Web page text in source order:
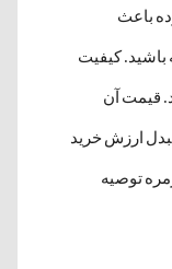
باعث
باشید. کیفیت
قیمت آن
ارزش خرید
توصیه